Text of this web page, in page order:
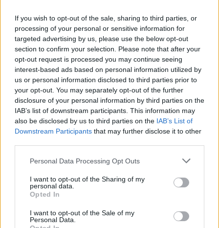
If you wish to opt-out of the sale, sharing to third parties, or
processing of your personal or sensitive information for
targeted advertising by us, please use the below opt-out
section to confirm your selection. Please note that after your
opt-out request is processed you may continue seeing
interest-based ads based on personal information utilized by
us or personal information disclosed to third parties prior to
your opt-out. You may separately opt-out of the further
disclosure of your personal information by third parties on the
IAB’s list of downstream participants. This information may
also be disclosed by us to third parties on the IAB’s List of
Downstream Participants that may further disclose it to other
Personal Data Processing Opt Outs
I want to opt-out of the Sharing of my
personal data.
Opted In
I want to opt-out of the Sale of my
Personal Data.
italas G.Detti, ukrainietis Mychailo
Romančiukas ir belgas P.Timmeras.
Susiję straipsniai
D. Rapšys Lietuvai iškovojo
Čempionų lygoje